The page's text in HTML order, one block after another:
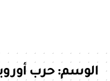
الوسم:حرب أوروبا